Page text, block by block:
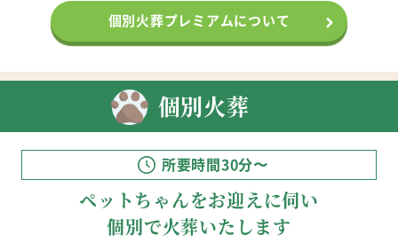
個別火葬プレミアムについて
個別火葬
所要時間30分〜
ペットちゃんをお迎えに伺い
個別で火葬いたします